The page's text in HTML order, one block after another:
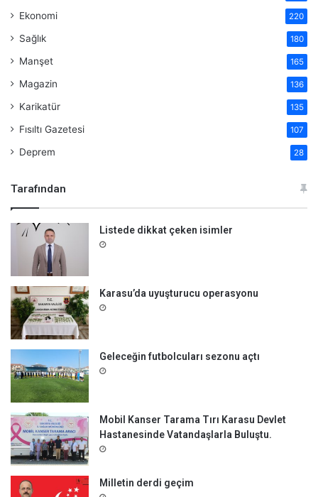
Ekonomi 220
Sağlık 180
Manşet 165
Magazin 136
Karikatür 135
Fısıltı Gazetesi 107
Deprem 28
Tarafından
Listede dikkat çeken isimler
Karasu’da uyuşturucu operasyonu
Geleceğin futbolcuları sezonu açtı
Mobil Kanser Tarama Tırı Karasu Devlet
Hastanesinde Vatandaşlarla Buluştu.
Milletin derdi geçim